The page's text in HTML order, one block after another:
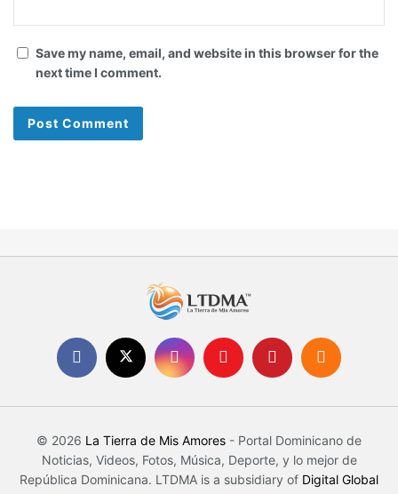
Save my name, email, and website in this browser for the
next time I comment.
© 2026 La Tierra de Mis Amores - Portal Dominicano de
Noticias, Videos, Fotos, Música, Deporte, y lo mejor de
República Dominicana. LTDMA is a subsidiary of Digital Global